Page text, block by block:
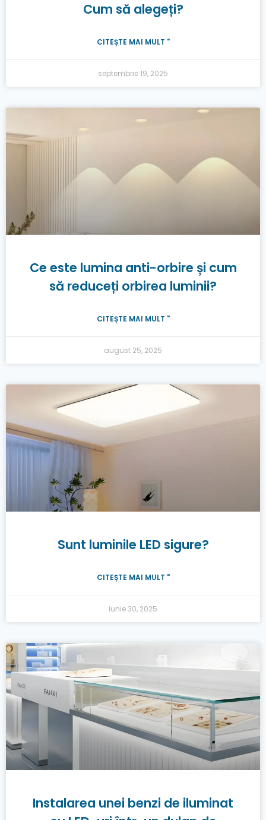
Cum să alegeți?
CITEȘTE MAI MULT "
septembrie 19, 2025
Ce este lumina anti-orbire și cum
să reduceți orbirea luminii?
CITEȘTE MAI MULT "
august 25, 2025
Sunt luminile LED sigure?
CITEȘTE MAI MULT "
iunie 30, 2025
Instalarea unei benzi de iluminat